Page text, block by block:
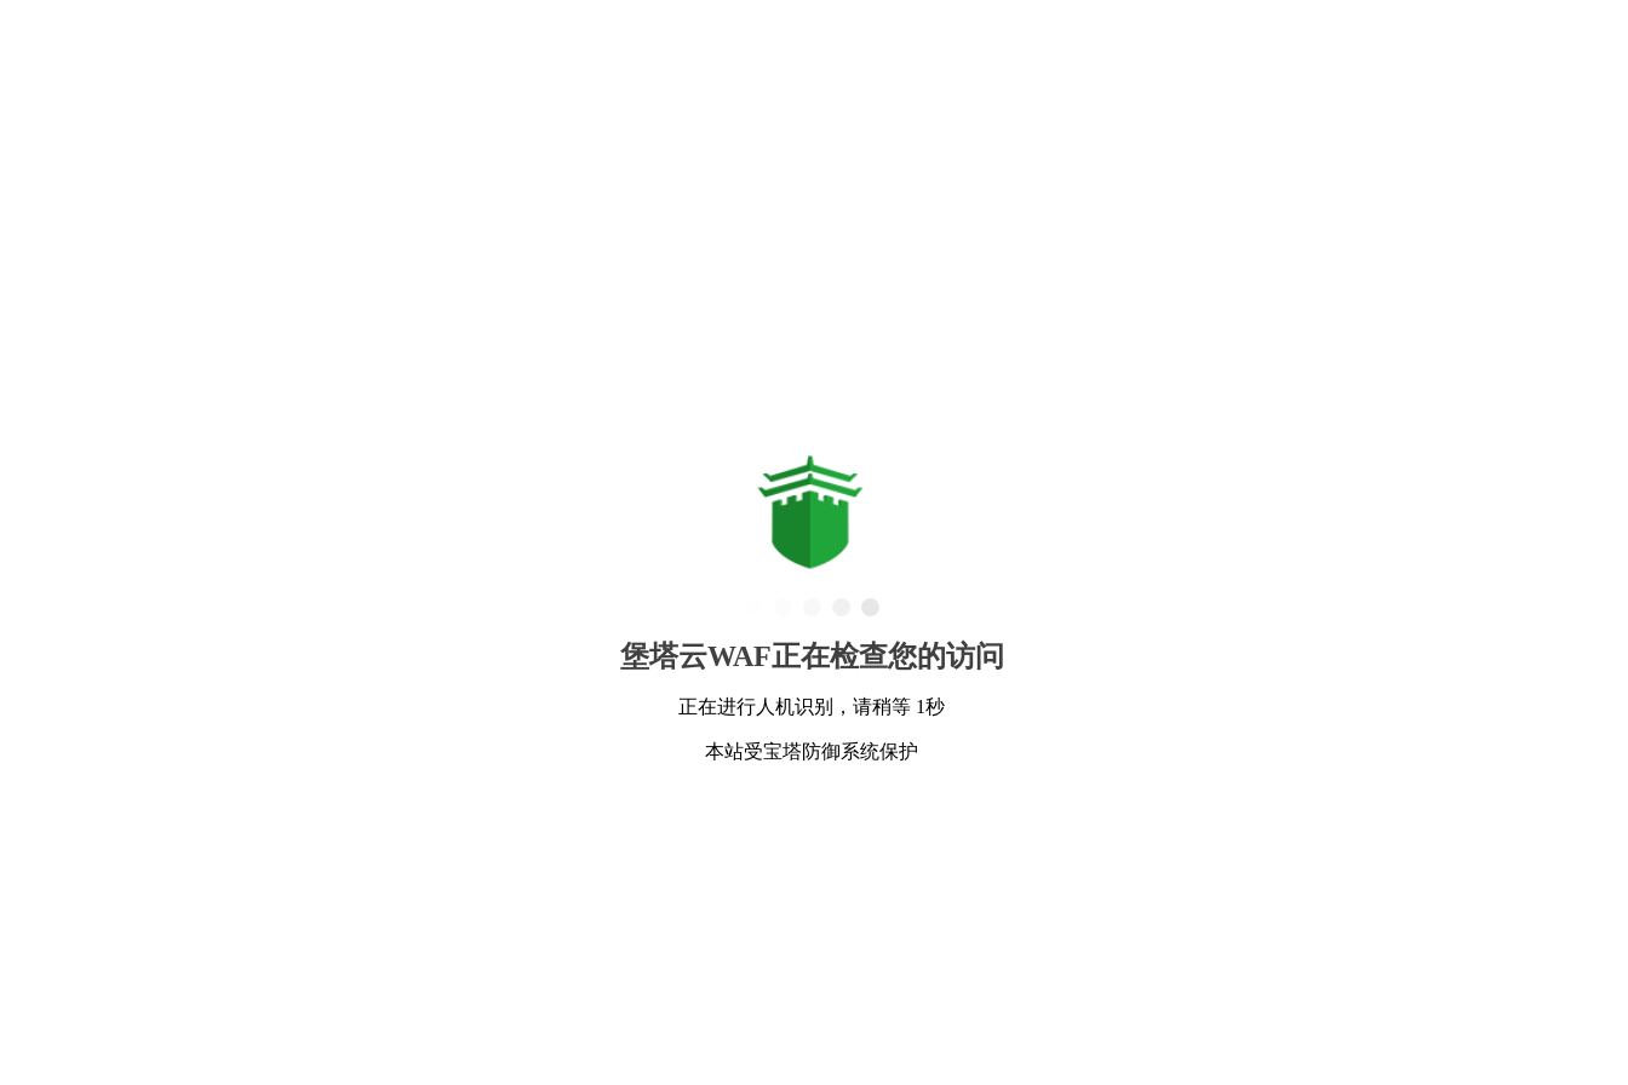
堡塔云WAF正在检查您的访问
正在进行人机识别，请稍等 1秒
本站受宝塔防御系统保护